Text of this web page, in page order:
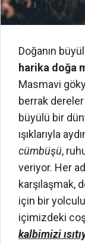
Doğanın
harika doğa
Masmavi
berrak
büyülü bir
ışıklarıyla
cümbüşü,
veriyor. Her
karşılaşmak,
için bir
içimizdeki
kalbimizi